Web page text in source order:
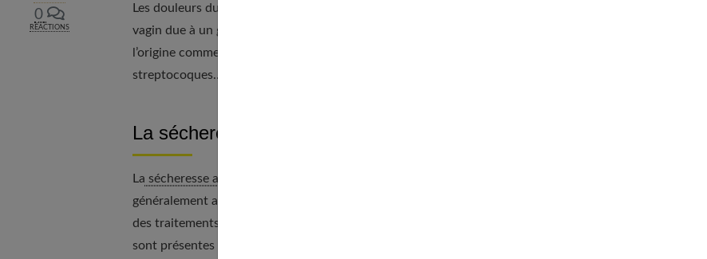
0
RÉACTIONS
Les douleurs du vagin ou de la vulve sont le plus souvent justifiées par la présence d’une infection du
vagin due à un germe ou par la présence d’une mycose. D’autres raisons peuvent également en être à
l’origine comme un parasite, le trichomonas, un virus, l’
streptocoques… Ce sont alors des infections sexuellement transmissibles.
La sécheresse intime :
La sécheresse au niveau du vagin
généralement après une grossesse ou durant la ménopause. Les femmes qui ont un cancer et qui suivent
des traitements anti-hormonaux subissent également des sécheresses importantes. Lorsque les douleurs
sont présentes durant un rapport sexuel, ce trouble est alors révélateur d’une mauvaise lubrification ou